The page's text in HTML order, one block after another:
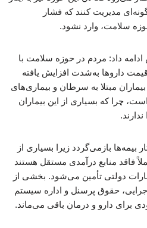
مدیریت کنند که فشار
سلامت، وارد نشود.
داد: مردم در حوزه سلامت با
داروها به‌شدت افزایش یافته
مبتلا به سرطان و بیماری‌های
چرا که بسیاری از این بیماران
بازمی‌گردد زیرا بسیاری از
فاقد منابع درآمدی مستقل هستند
دولتی تأمین می‌شود. بخشی از
حقوق پرسنل و اداره سیستم
برای دارو و درمان باقی می‌ماند.